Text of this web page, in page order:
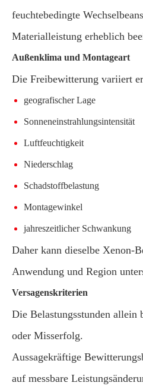
feuchtebedingte
Materialleistung erheblich
Außenklima und Montageart
Die Freibewitterung variiert
geografischer Lage
Sonneneinstrahlungsintensität
Luftfeuchtigkeit
Niederschlag
Schadstoffbelastung
Montagewinkel
jahreszeitlicher Schwankung
Daher kann dieselbe Xenon-
Anwendung und Region
Versagenskriterien
Die Belastungsstunden allein
oder Misserfolg.
Aussagekräftige
auf messbare